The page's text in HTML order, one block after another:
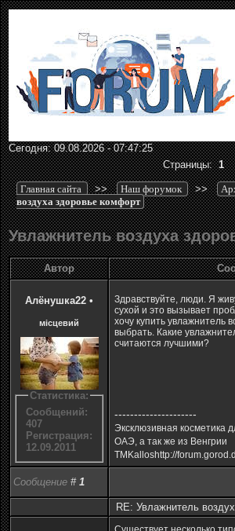
Сегодня: 09.08.2026 - 07:47:25
Страницы:1
Главная сайта >> Наш форумок >>
воздуха здоровье комфорт
Увлажнитель воздуха
Автор
Алёнушка22 •
місцевий
Статистика:
Сообщений:
407
Регистрация:
12.09.2011
Здравствуйте, люди. Я
сухой и это вызывает
хочу купить увлажнитель
выбрать. Какие
считаются лучшими?
---------------------
Эксклюзивная косметика
ОАЭ, а так же из Венгрии
ТМKalloshttp://
Сообщение # 1
RE: Увлажнитель